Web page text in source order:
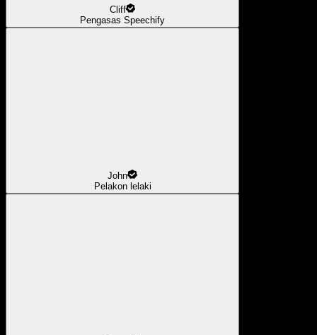
Cliff
Pengasas Speechify
John
Pelakon lelaki